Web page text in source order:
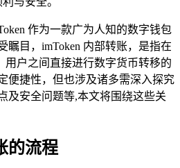
作为一款广为人知的数字钱包
瞩目，imToken 内部转账，是指在
用户之间直接进行数字货币转移的
便捷性，但也涉及诸多需深入探究
及安全问题等,本文将围绕这些关
的流程